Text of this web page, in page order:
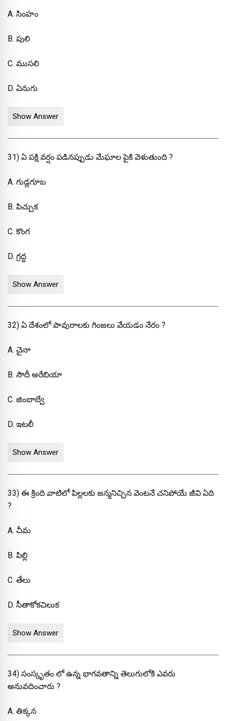
A. సింహం
B. పులి
C. ముసలి
D. ఏనుగు
Show Answer
31) ఏ పక్షి వర్షం పడినప్పుడు మేఘాల పైకి వెళుతుంది ?
A. గుడ్లగూబ
B. పిచ్చుక
C. కొంగ
D. గ్రద్ద
Show Answer
32) ఏ దేశంలో పావురాలకు గింజలు వేయడం నేరం ?
A. చైనా
B. సౌదీ అరేబియా
C. జింబాబ్వే
D. ఇటలీ
Show Answer
33) ఈ క్రింది వాటిలో పిల్లలకు జన్మనిచ్చిన వెంటనే చనిపోయే జీవి ఏది
?
A. చీమ
B. పిల్లి
C. తేలు
D. సీతాకోకచిలుక
Show Answer
34) సంస్కృతం లో ఉన్న భాగవతాన్ని తెలుగులోకి ఎవరు
అనువదించారు ?
A. తిక్కన